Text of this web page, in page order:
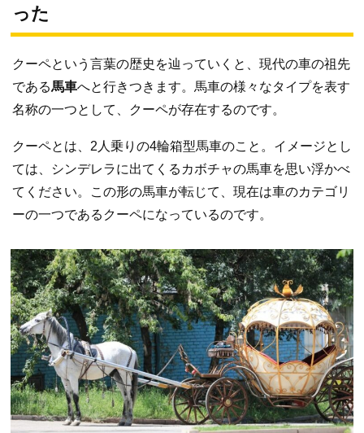
った
クーペという言葉の歴史を辿っていくと、現代の車の祖先
である馬車へと行きつきます。馬車の様々なタイプを表す
名称の一つとして、クーペが存在するのです。
クーペとは、2人乗りの4輪箱型馬車のこと。イメージとし
ては、シンデレラに出てくるカボチャの馬車を思い浮かべ
てください。この形の馬車が転じて、現在は車のカテゴリ
ーの一つであるクーペになっているのです。